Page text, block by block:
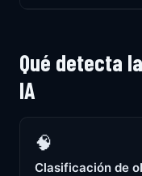
Qué detecta
IA
🧠
Clasificación de